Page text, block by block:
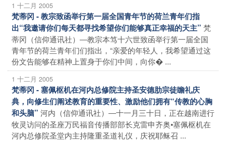
1 十二月 2005
梵蒂冈 - 教宗致函举行第一届全国青年节的荷兰青年们指
出“我邀请你们每天都寻找希望你们能够真正幸福的天主” 梵
蒂冈（信仰通讯社）―教宗本笃十六世致函举行第一届全国
青年节的荷兰青年们们指出，“亲爱的年轻人，我希望通过这
份文告能够在精神上置身于你们中间，向你� ...
1 十二月 2005
梵蒂冈 - 塞佩枢机在河内总修院主持圣安德肋宗徒瞻礼庆
典，向修生们阐述教育的重要性、激励他们拥有“传教的心胸
和头脑” 河内（信仰通讯社）―十一月三十日，正在越南进行
牧灵访问的圣座万民福音传播部部长克雷申齐奥•塞佩枢机在
河内总修院圣堂内主持隆重圣道礼仪，庆祝耶稣召 ...